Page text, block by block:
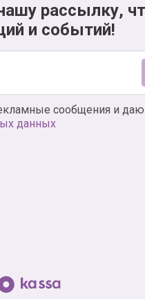
рассылку,
и событий!
сообщения и даю
данных